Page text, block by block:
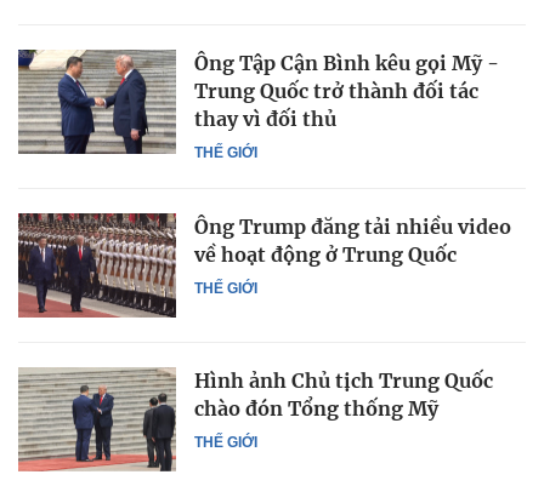
THẾ GIỚI
Ông Tập Cận Bình kêu gọi Mỹ -
Trung Quốc trở thành đối tác
thay vì đối thủ
THẾ GIỚI
Ông Trump đăng tải nhiều video
về hoạt động ở Trung Quốc
THẾ GIỚI
Hình ảnh Chủ tịch Trung Quốc
chào đón Tổng thống Mỹ